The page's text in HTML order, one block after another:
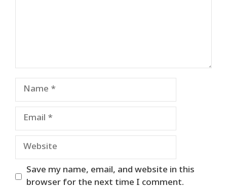
Name
Email
Website
Save my name, email, and website in this
browser for the next time I comment.